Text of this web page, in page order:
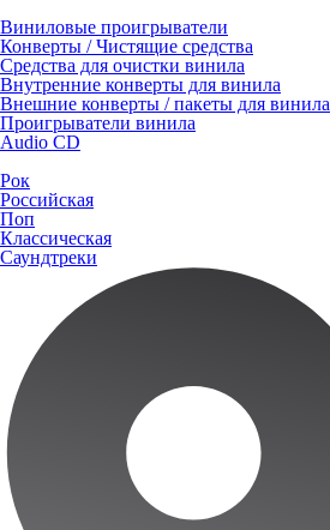
Виниловые проигрыватели
Конверты / Чистящие средства
Средства для очистки винила
Внутренние конверты для винила
Внешние конверты / пакеты для винила
Проигрыватели винила
Audio CD
Рок
Российская
Поп
Классическая
Саундтреки